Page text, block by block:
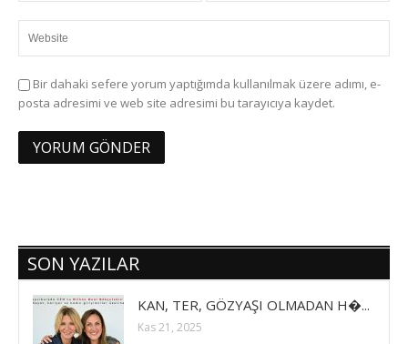
Bir dahaki sefere yorum yaptığımda kullanılmak üzere adımı, e-
posta adresimi ve web site adresimi bu tarayıcıya kaydet.
SON YAZILAR
KAN, TER, GÖZYAŞI OLMADAN H�...
Kas 21, 2025